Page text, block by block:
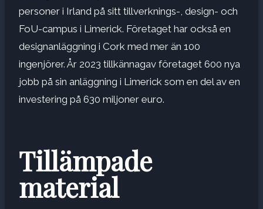
personer i Irland på sitt tillverknings-, design- och
FoU-campus i Limerick. Företaget har också en
designanläggning i Cork med mer än 100
ingenjörer. År 2023 tillkännagav företaget 600 nya
jobb på sin anläggning i Limerick som en del av en
investering på 630 miljoner euro.
Tillämpade
material